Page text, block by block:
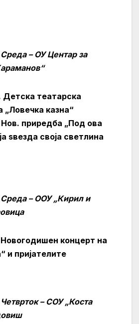
– ОУ Центар за
Детска театарска
„Ловечка казна“
Нов. приредба „Под ова
ѕвезда своја светлина
Среда – ООУ „Кирил и
Новогодишен концерт на
и пријателите
– СОУ „Коста